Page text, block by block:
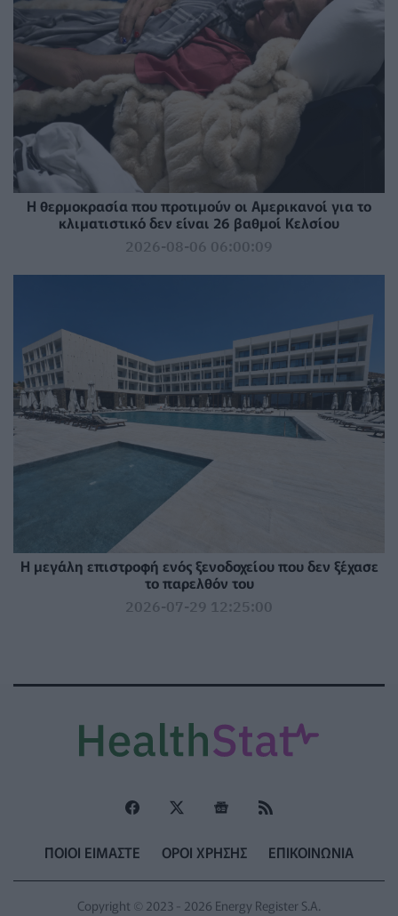
Η θερμοκρασία που προτιμούν οι Αμερικανοί για το
κλιματιστικό δεν είναι 26 βαθμοί Κελσίου
2026-08-06 06:00:09
Η μεγάλη επιστροφή ενός ξενοδοχείου που δεν ξέχασε
το παρελθόν του
2026-07-29 12:25:00
ΠΟΙΟΙ ΕΙΜΑΣΤΕ ΟΡΟΙ ΧΡΗΣΗΣ ΕΠΙΚΟΙΝΩΝΙΑ
Copyright © 2023 - 2026 Energy Register S.A.